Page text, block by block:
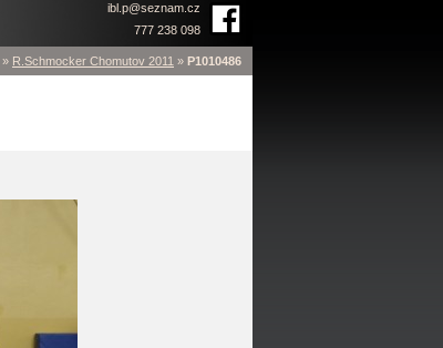
ibl.p@seznam.cz
777 238 098
» R.Schmocker Chomutov 2011 » P1010486